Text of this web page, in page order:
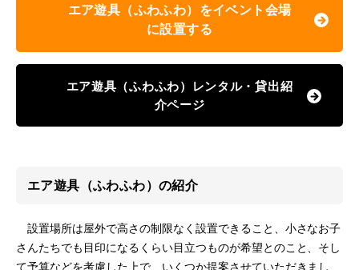
エア遊具（ふわふわ）をイベント会場
に設置する
エア遊具（ふわふわ）レンタル・貸出紹
介ページ
エア遊具（ふわふわ）の紹介
設置場所は屋外で高さの制限なく設置できること、小さなお子
さんたちでも目印になるくらい目立つものが希望とのこと、そし
て予算などを考慮した上で、いくつか提案させていただきまし